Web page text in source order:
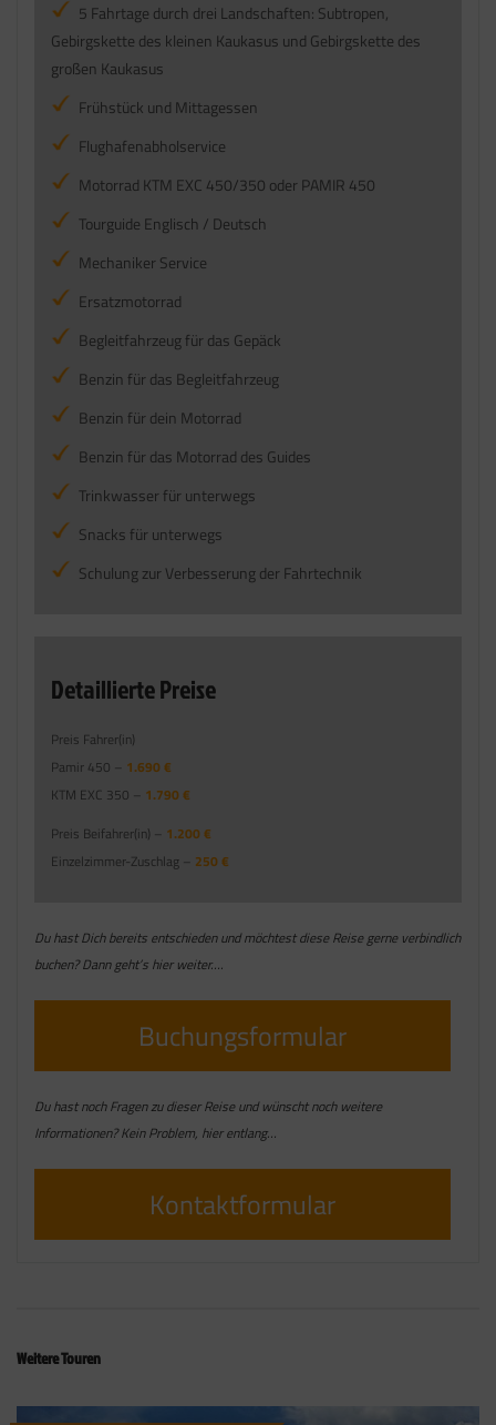
5 Fahrtage durch drei Landschaften: Subtropen,
Gebirgskette des kleinen Kaukasus und Gebirgskette des
großen Kaukasus
Frühstück und Mittagessen
Flughafenabholservice
Motorrad KTM EXC 450/350 oder PAMIR 450
Tourguide Englisch / Deutsch
Mechaniker Service
Ersatzmotorrad
Begleitfahrzeug für das Gepäck
Benzin für das Begleitfahrzeug
Benzin für dein Motorrad
Benzin für das Motorrad des Guides
Trinkwasser für unterwegs
Snacks für unterwegs
Schulung zur Verbesserung der Fahrtechnik
Detaillierte Preise
Preis Fahrer(in)
Pamir 450 – 1.690 €
KTM EXC 350 – 1.790 €
Preis Beifahrer(in) – 1.200 €
Einzelzimmer-Zuschlag – 250 €
Du hast Dich bereits entschieden und möchtest diese Reise gerne verbindlich
buchen? Dann geht’s hier weiter….
Buchungsformular
Du hast noch Fragen zu dieser Reise und wünscht noch weitere
Informationen? Kein Problem, hier entlang…
Kontaktformular
Weitere Touren